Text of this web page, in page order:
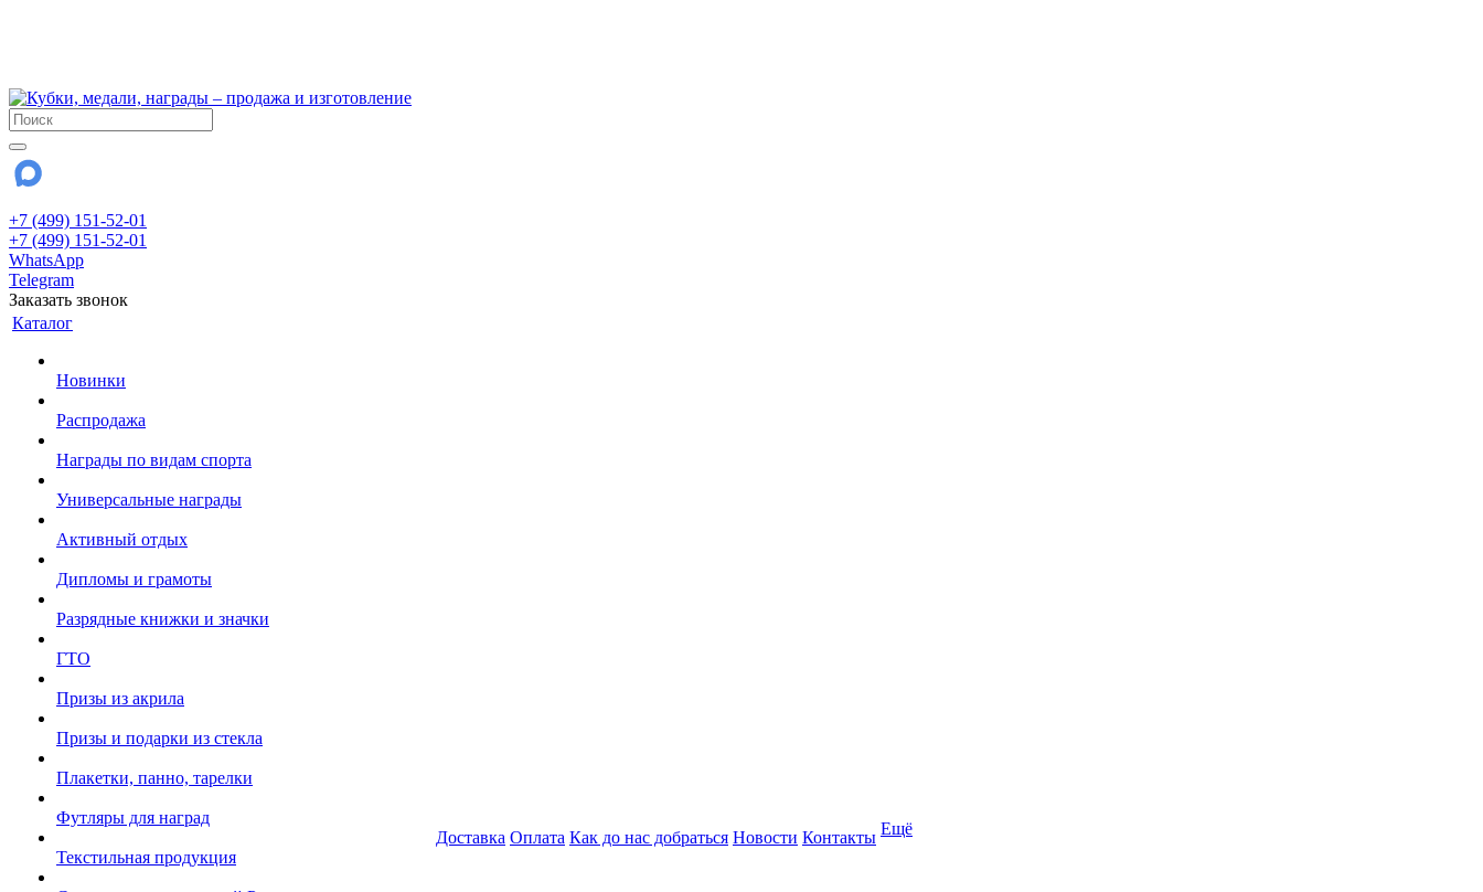
+7 (499) 151-52-01
+7 (499) 151-52-01
WhatsApp
Telegram
Заказать звонок
Каталог
Новинки
Распродажа
Награды по видам спорта
Универсальные награды
Активный отдых
Дипломы и грамоты
Разрядные книжки и значки
ГТО
Призы из акрила
Призы и подарки из стекла
Плакетки, панно, тарелки
Футляры для наград
Текстильная продукция
Доставка Оплата Как до нас добраться Новости Контакты Ещё